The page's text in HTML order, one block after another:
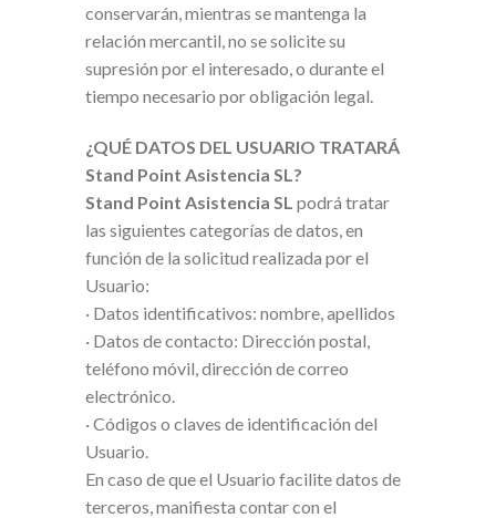
conservarán, mientras se mantenga la
relación mercantil, no se solicite su
supresión por el interesado, o durante el
tiempo necesario por obligación legal.
¿QUÉ DATOS DEL USUARIO TRATARÁ
Stand Point Asistencia SL?
Stand Point Asistencia SL podrá tratar
las siguientes categorías de datos, en
función de la solicitud realizada por el
Usuario:
· Datos identificativos: nombre, apellidos
· Datos de contacto: Dirección postal,
teléfono móvil, dirección de correo
electrónico.
· Códigos o claves de identificación del
Usuario.
En caso de que el Usuario facilite datos de
terceros, manifiesta contar con el